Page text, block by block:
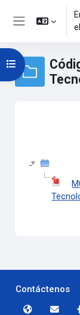
Saltar al contenido
Abrir índice del
Contáctenos